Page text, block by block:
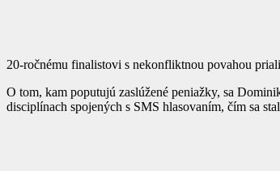
20-ročnému finalistovi s nekonfliktnou povahou
O tom, kam poputujú zaslúžené peniažky, sa
disciplínach spojených s SMS hlasovaním, čím sa